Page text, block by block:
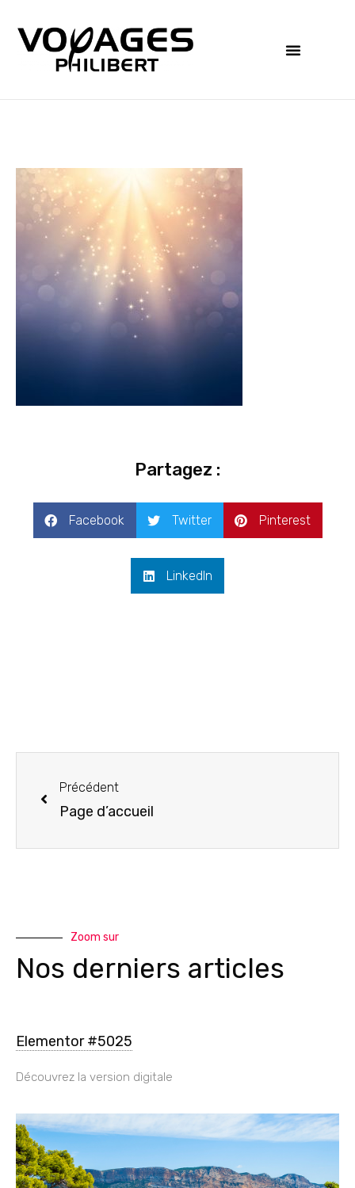
Partagez :
Facebook Twitter Pinterest
LinkedIn
Précédent
Page d’accueil
Zoom sur
Nos derniers articles
Elementor #5025
Découvrez la version digitale